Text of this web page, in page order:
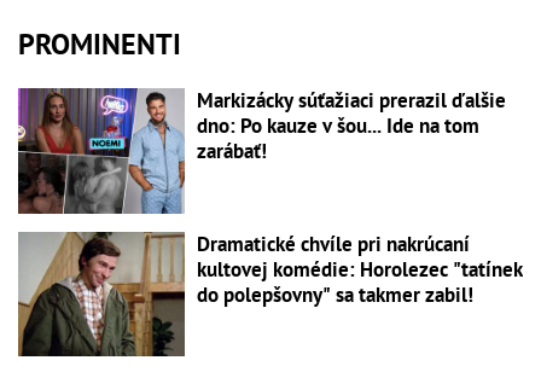
PROMINENTI
Markizácky súťažiaci prerazil ďalšie
dno: Po kauze v šou... Ide na tom
zarábať!
Dramatické chvíle pri nakrúcaní
kultovej komédie: Horolezec "tatínek
do polepšovny" sa takmer zabil!